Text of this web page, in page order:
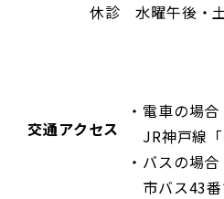
休診 水曜午後・
交通アクセス
・電車の場合
JR神戸線
・バスの場合
市バス43番